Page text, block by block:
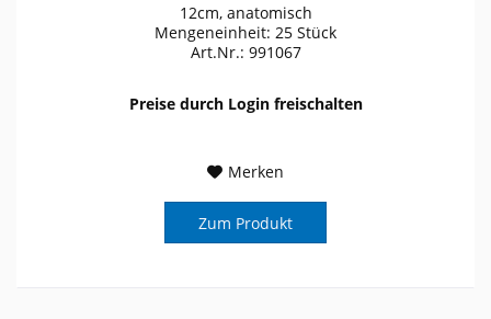
12cm, anatomisch
Mengeneinheit: 25 Stück
Art.Nr.: 991067
Preise durch Login freischalten
Merken
Zum Produkt